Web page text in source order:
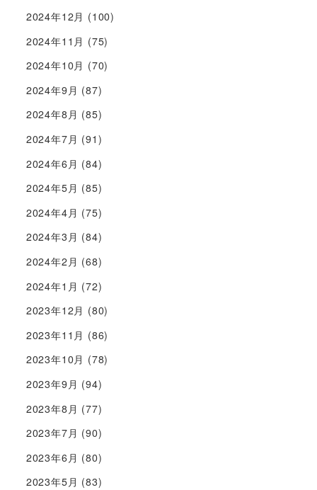
2024年12月 (100)
2024年11月 (75)
2024年10月 (70)
2024年9月 (87)
2024年8月 (85)
2024年7月 (91)
2024年6月 (84)
2024年5月 (85)
2024年4月 (75)
2024年3月 (84)
2024年2月 (68)
2024年1月 (72)
2023年12月 (80)
2023年11月 (86)
2023年10月 (78)
2023年9月 (94)
2023年8月 (77)
2023年7月 (90)
2023年6月 (80)
2023年5月 (83)